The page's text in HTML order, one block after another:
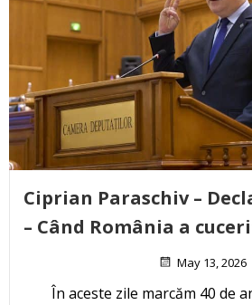
Ciprian Paraschiv –
– Când România a
May 13, 2026
În aceste zile marcăm 40 de